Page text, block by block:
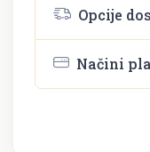
Opcije
Načini